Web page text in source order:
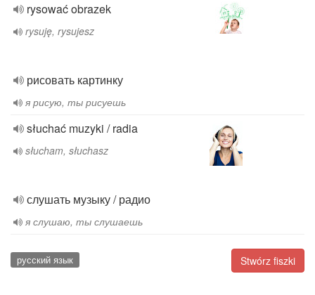
rysować obrazek
rysuję, rysujesz
рисовать картинку
я рисую, ты рисуешь
słuchać muzyki / radia
słucham, słuchasz
слушать музыку / радио
я слушаю, ты слушаешь
Stwórz fiszki
русский язык